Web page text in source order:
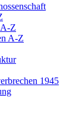
Z
A-Z
1945